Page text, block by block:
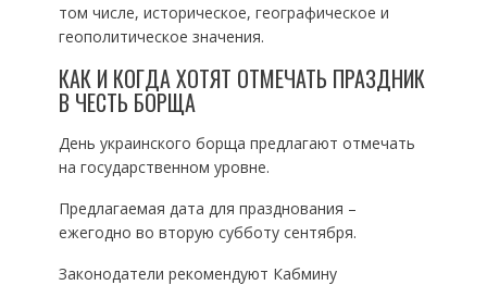
том числе, историческое, географическое и
геополитическое значения.
КАК И КОГДА ХОТЯТ ОТМЕЧАТЬ ПРАЗДНИК
В ЧЕСТЬ БОРЩА
День украинского борща предлагают отмечать
на государственном уровне.
Предлагаемая дата для празднования –
ежегодно во вторую субботу сентября.
Законодатели рекомендуют Кабмину